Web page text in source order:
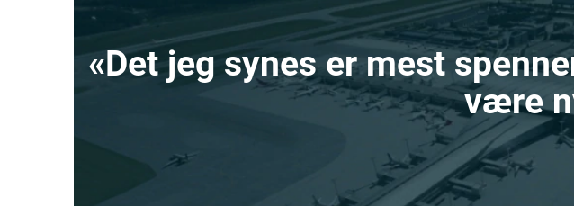
«Det jeg synes er mest
være